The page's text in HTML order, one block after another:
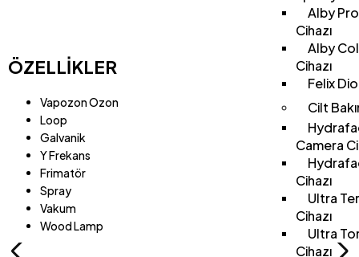
Alby
Cihazı
Alby
Cihazı
Felix
Cilt
Camera
Cihazı
Ultra
Cihazı
Ultra
Cihazı
ÖZELLİKLER
Vapozon Ozon
Loop
Galvanik
Y Frekans
Frimatör
Spray
Vakum
Wood Lamp